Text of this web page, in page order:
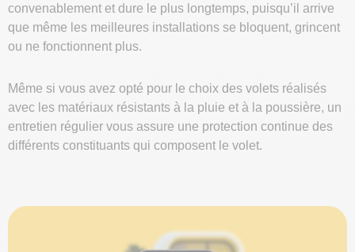
convenablement et dure le plus longtemps, puisqu’il arrive
que même les meilleures installations se bloquent, grincent
ou ne fonctionnent plus.
Même si vous avez opté pour le choix des volets réalisés
avec les matériaux résistants à la pluie et à la poussière, un
entretien régulier vous assure une protection continue des
différents constituants qui composent le volet.